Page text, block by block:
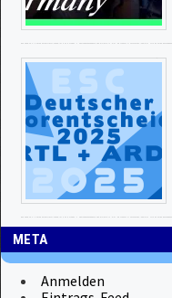
META
Anmelden